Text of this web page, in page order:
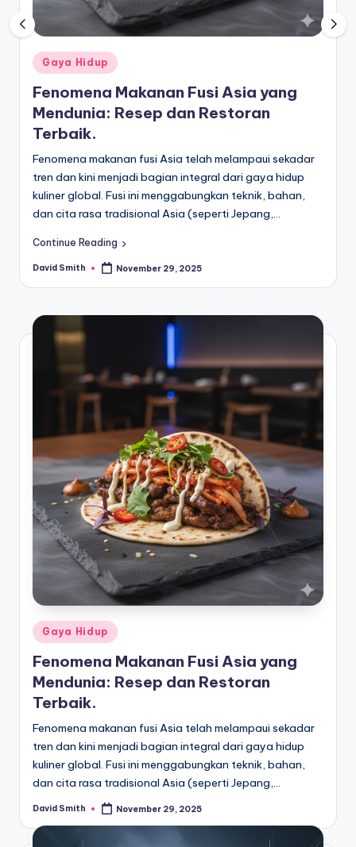
Posted
in
Gaya Hidup
Fenomena Makanan Fusi Asia yang
Mendunia: Resep dan Restoran
Terbaik.
Fenomena makanan fusi Asia telah melampaui sekadar
tren dan kini menjadi bagian integral dari gaya hidup
kuliner global. Fusi ini menggabungkan teknik, bahan,
dan cita rasa tradisional Asia (seperti Jepang,…
Continue Reading
Posted
David Smith November 29, 2025
Posted
in
Gaya Hidup
Fenomena Makanan Fusi Asia yang
Mendunia: Resep dan Restoran
Terbaik.
Fenomena makanan fusi Asia telah melampaui sekadar
tren dan kini menjadi bagian integral dari gaya hidup
kuliner global. Fusi ini menggabungkan teknik, bahan,
dan cita rasa tradisional Asia (seperti Jepang,…
Posted
David Smith November 29, 2025